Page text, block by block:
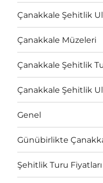
Çanakkale Şehitlik
Çanakkale Müzeleri
Çanakkale Şehitlik
Çanakkale Şehitlik
Genel
Günübirlikte
Şehitlik Turu Fiyatları